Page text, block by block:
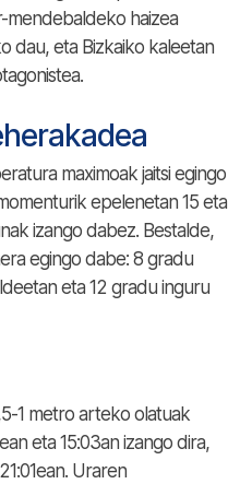
mendebaldeko haizea
dau, eta Bizkaiko kaleetan
maximoak jaitsi egingo
epelenetan 15 eta
izango dabez. Bestalde,
egingo dabe: 8 gradu
eta 12 gradu inguru
1 metro arteko olatuak
eta 15:03an izango dira,
Uraren